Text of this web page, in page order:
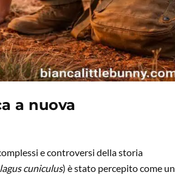
a nuova
e controversi della storia
cuniculus) è stato percepito come un